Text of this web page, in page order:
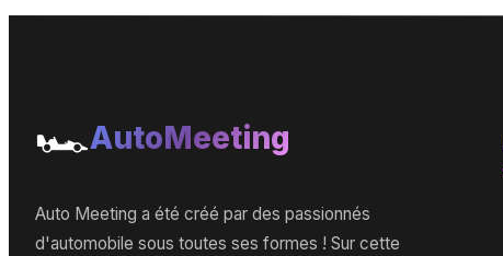
🏎️AutoMeeting
Auto Meeting a été créé par des passionnés
d'automobile sous toutes ses formes ! Sur cette